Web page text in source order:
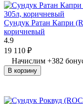
Сундук Ратан Капри
коричневый
4.9
19 110 ₽
Начислим +382
В корзину